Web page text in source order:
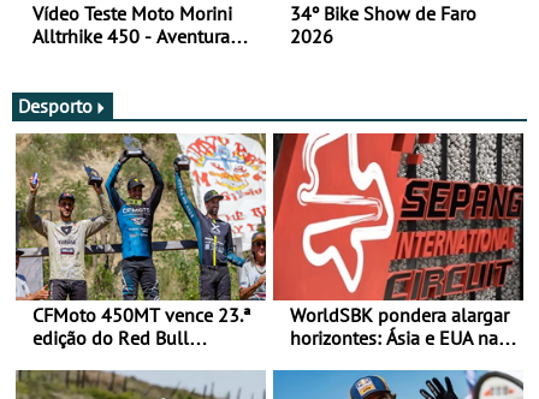
Vídeo Teste Moto Morini
Alltrhike 450 - Aventura
34º Bike Show de Faro
2026
Desporto
CFMoto 450MT vence 23.ª
edição do Red Bull
Categorias Adventure -
WorldSBK pondera alargar
horizontes: Ásia e EUA na